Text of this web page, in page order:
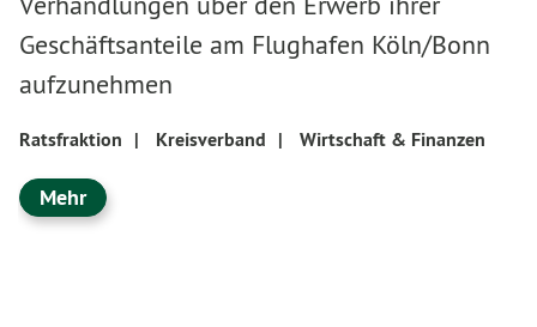
Geschäftsanteile am Flughafen Köln/Bonn
aufzunehmen
Ratsfraktion | Kreisverband | Wirtschaft & Finanzen
Mehr